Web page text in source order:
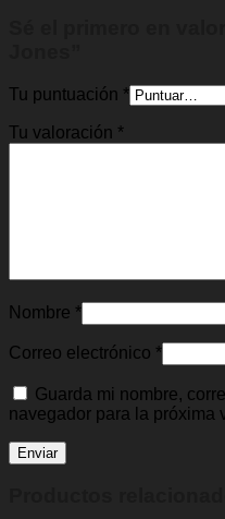
Tu puntuación *
Tu valoración *
Nombre *
Correo electrónico *
Guarda mi nombre,
navegador para la próxima